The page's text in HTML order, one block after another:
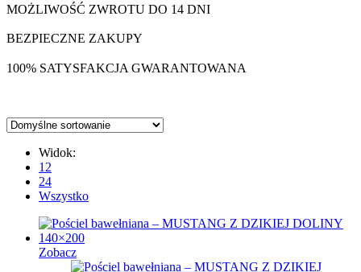
MOŻLIWOŚĆ ZWROTU DO 14 DNI
BEZPIECZNE ZAKUPY
100% SATYSFAKCJA GWARANTOWANA
Widok:
12
24
Wszystko
Zobacz